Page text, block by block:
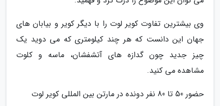
وی بیشترین تفاوت کویر لوت را با دیگر کویر و بیابان های
جهان این دانست که هر چند کیلومتری که می دوید یک
چیز جدید چون گدازه های آتشفشان، ماسه و کلوت
مشاهده می کنید.
حضور 50 تا 80 نفر دونده در مارتن بین المللی کویر لوت